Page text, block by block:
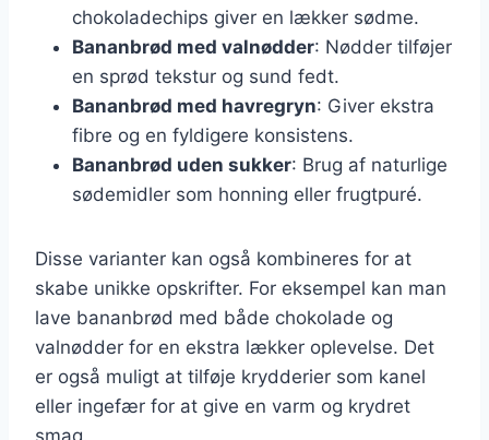
chokoladechips giver en lækker sødme.
Bananbrød med valnødder: Nødder tilføjer
en sprød tekstur og sund fedt.
Bananbrød med havregryn: Giver ekstra
fibre og en fyldigere konsistens.
Bananbrød uden sukker: Brug af naturlige
sødemidler som honning eller frugtpuré.
Disse varianter kan også kombineres for at
skabe unikke opskrifter. For eksempel kan man
lave bananbrød med både chokolade og
valnødder for en ekstra lækker oplevelse. Det
er også muligt at tilføje krydderier som kanel
eller ingefær for at give en varm og krydret
smag.